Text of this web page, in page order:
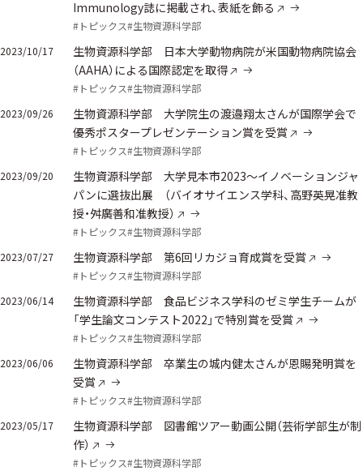
Immunology誌に掲載され、表紙を飾る
#トピックス#生物資源科学部
2023/10/17
生物資源科学部 日本大学動物病院が米国動物病院協会
（AAHA）による国際認定を取得
#トピックス#生物資源科学部
2023/09/26
生物資源科学部 大学院生の渡邉翔太さんが国際学会で
優秀ポスタープレゼンテーション賞を受賞
#トピックス#生物資源科学部
2023/09/20
生物資源科学部 大学見本市2023～イノベーションジャ
パンに選抜出展 （バイオサイエンス学科、高野英晃准教
授・舛廣善和准教授）
#トピックス#生物資源科学部
2023/07/27
生物資源科学部 第6回リカジョ育成賞を受賞
#トピックス#生物資源科学部
2023/06/14
生物資源科学部 食品ビジネス学科のゼミ学生チームが
「学生論文コンテスト2022」で特別賞を受賞
#トピックス#生物資源科学部
2023/06/06
生物資源科学部 卒業生の城内健太さんが恩賜発明賞を
受賞
#トピックス#生物資源科学部
2023/05/17
生物資源科学部 図書館ツアー動画公開（芸術学部生が制
作）
#トピックス#生物資源科学部